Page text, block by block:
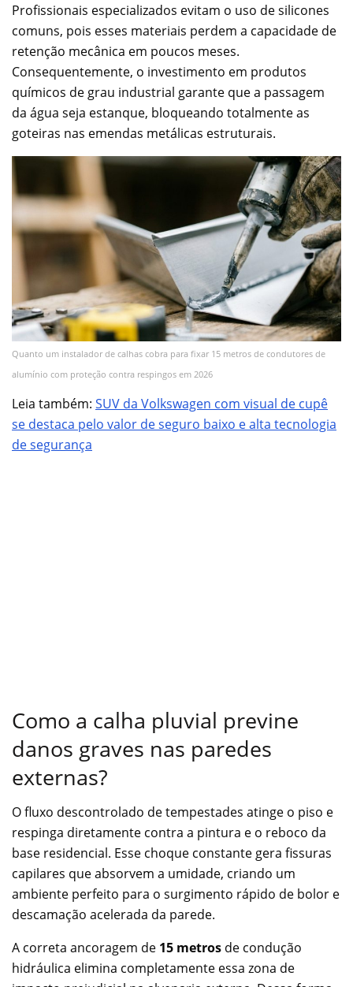
Profissionais especializados evitam o uso de silicones
comuns, pois esses materiais perdem a capacidade de
retenção mecânica em poucos meses.
Consequentemente, o investimento em produtos
químicos de grau industrial garante que a passagem
da água seja estanque, bloqueando totalmente as
goteiras nas emendas metálicas estruturais.
Quanto um instalador de calhas cobra para fixar 15 metros de condutores de
alumínio com proteção contra respingos em 2026
Leia também: SUV da Volkswagen com visual de cupê
se destaca pelo valor de seguro baixo e alta tecnologia
de segurança
Como a calha pluvial previne
danos graves nas paredes
externas?
O fluxo descontrolado de tempestades atinge o piso e
respinga diretamente contra a pintura e o reboco da
base residencial. Esse choque constante gera fissuras
capilares que absorvem a umidade, criando um
ambiente perfeito para o surgimento rápido de bolor e
descamação acelerada da parede.
A correta ancoragem de 15 metros de condução
hidráulica elimina completamente essa zona de